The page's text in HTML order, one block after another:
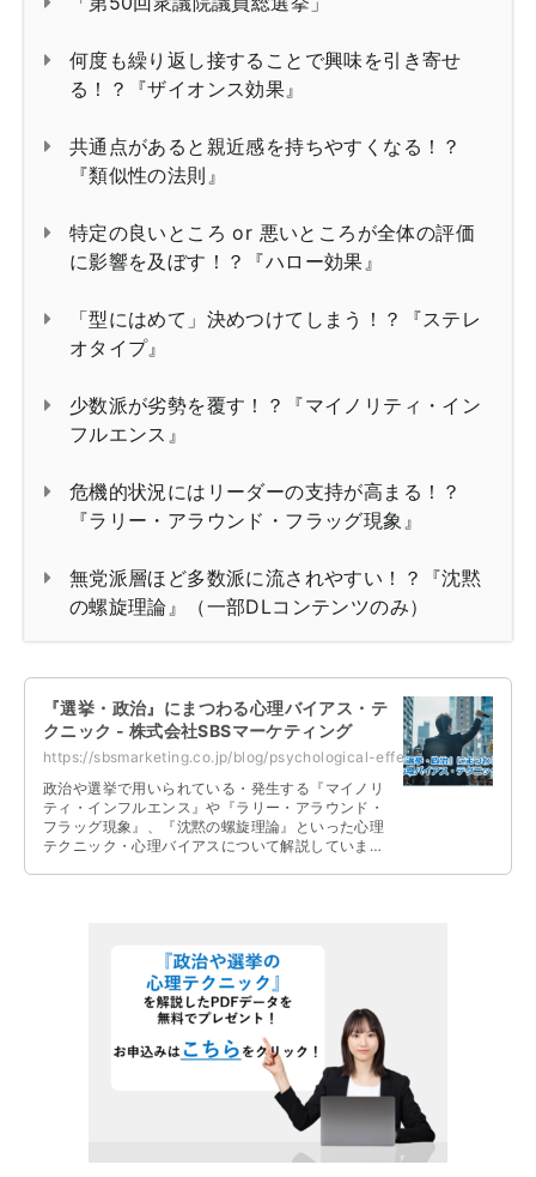
何度も繰り返し接することで興味を引き寄せ
る！？『ザイオンス効果』
共通点があると親近感を持ちやすくなる！？
『類似性の法則』
特定の良いところ or 悪いところが全体の評価
に影響を及ぼす！？『ハロー効果』
「型にはめて」決めつけてしまう！？『ステレ
オタイプ』
少数派が劣勢を覆す！？『マイノリティ・イン
フルエンス』
危機的状況にはリーダーの支持が高まる！？
『ラリー・アラウンド・フラッグ現象』
無党派層ほど多数派に流されやすい！？『沈黙
の螺旋理論』（一部DLコンテンツのみ）
『選挙・政治』にまつわる心理バイアス・テ
クニック - 株式会社SBSマーケティング
https://sbsmarketing.co.jp/blog/psychological-effects-related-to-elections-an...
政治や選挙で用いられている・発生する『マイノリ
ティ・インフルエンス』や『ラリー・アラウンド・
フラッグ現象』、『沈黙の螺旋理論』といった心理
テクニック・心理バイアスについて解説していま